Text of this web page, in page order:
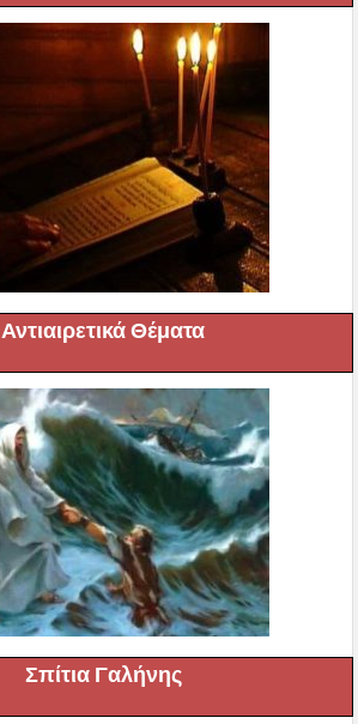
Αντιαιρετικά Θέματα
Σπίτια Γαλήνης